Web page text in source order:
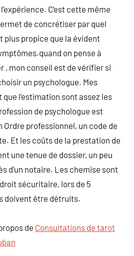
C’est cette même
de concrétiser par quel
plus propice que la évident
on pense à
, mon conseil est de vérifier si
un psychologue. Mes
l’estimation sont assez les
de psychologue est
Ordre professionnel, un code de
Et les coûts de la prestation de
une tenue de dossier, un peu
d’un notaire. Les chemise sont
sécuritaire, lors de 5
doivent être détruits.
de Consultations de tarot